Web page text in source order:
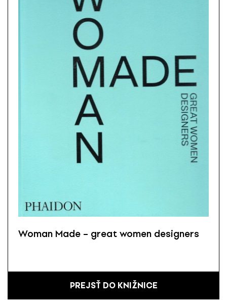
Woman Made – great women designers
PREJSŤ DO KNIŽNICE